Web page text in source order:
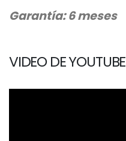
Garantía: 6 meses
VIDEO DE YOUTUBE